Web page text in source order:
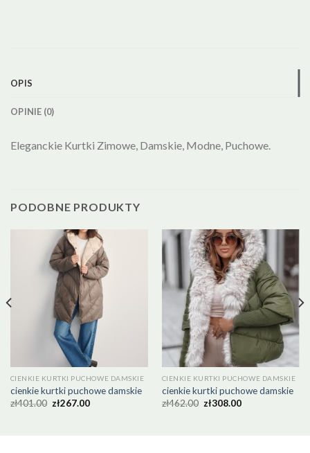
OPIS
OPINIE (0)
Eleganckie Kurtki Zimowe, Damskie, Modne, Puchowe.
PODOBNE PRODUKTY
CIENKIE KURTKI PUCHOWE DAMSKIE
cienkie kurtki puchowe damskie
zł401.00 zł267.00
CIENKIE KURTKI PUCHOWE DAMSKIE
cienkie kurtki puchowe damskie
zł462.00 zł308.00